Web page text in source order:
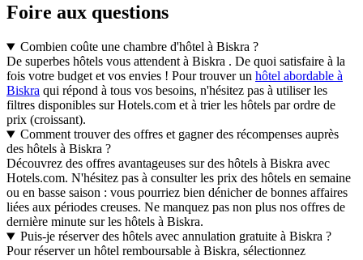
Foire aux questions
Combien coûte une chambre d'hôtel à Biskra ?
De superbes hôtels vous attendent à Biskra . De quoi satisfaire à la
fois votre budget et vos envies ! Pour trouver un hôtel abordable à
Biskra qui répond à tous vos besoins, n'hésitez pas à utiliser les
filtres disponibles sur Hotels.com et à trier les hôtels par ordre de
prix (croissant).
Comment trouver des offres et gagner des récompenses auprès
des hôtels à Biskra ?
Découvrez des offres avantageuses sur des hôtels à Biskra avec
Hotels.com. N'hésitez pas à consulter les prix des hôtels en semaine
ou en basse saison : vous pourriez bien dénicher de bonnes affaires
liées aux périodes creuses. Ne manquez pas non plus nos offres de
dernière minute sur les hôtels à Biskra.
Puis-je réserver des hôtels avec annulation gratuite à Biskra ?
Pour réserver un hôtel remboursable à Biskra, sélectionnez